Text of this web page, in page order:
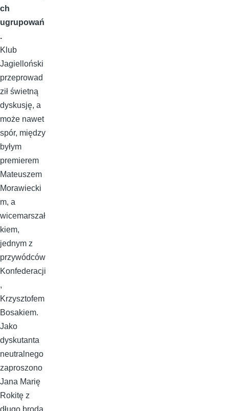
ch
ugrupowań
.
Klub
Jagielloński
przeprowad
ził świetną
dyskusję, a
może nawet
spór, między
byłym
premierem
Mateuszem
Morawiecki
m, a
wicemarszał
kiem,
jednym z
przywódców
Konfederacji
,
Krzysztofem
Bosakiem.
Jako
dyskutanta
neutralnego
zaproszono
Jana Marię
Rokitę z